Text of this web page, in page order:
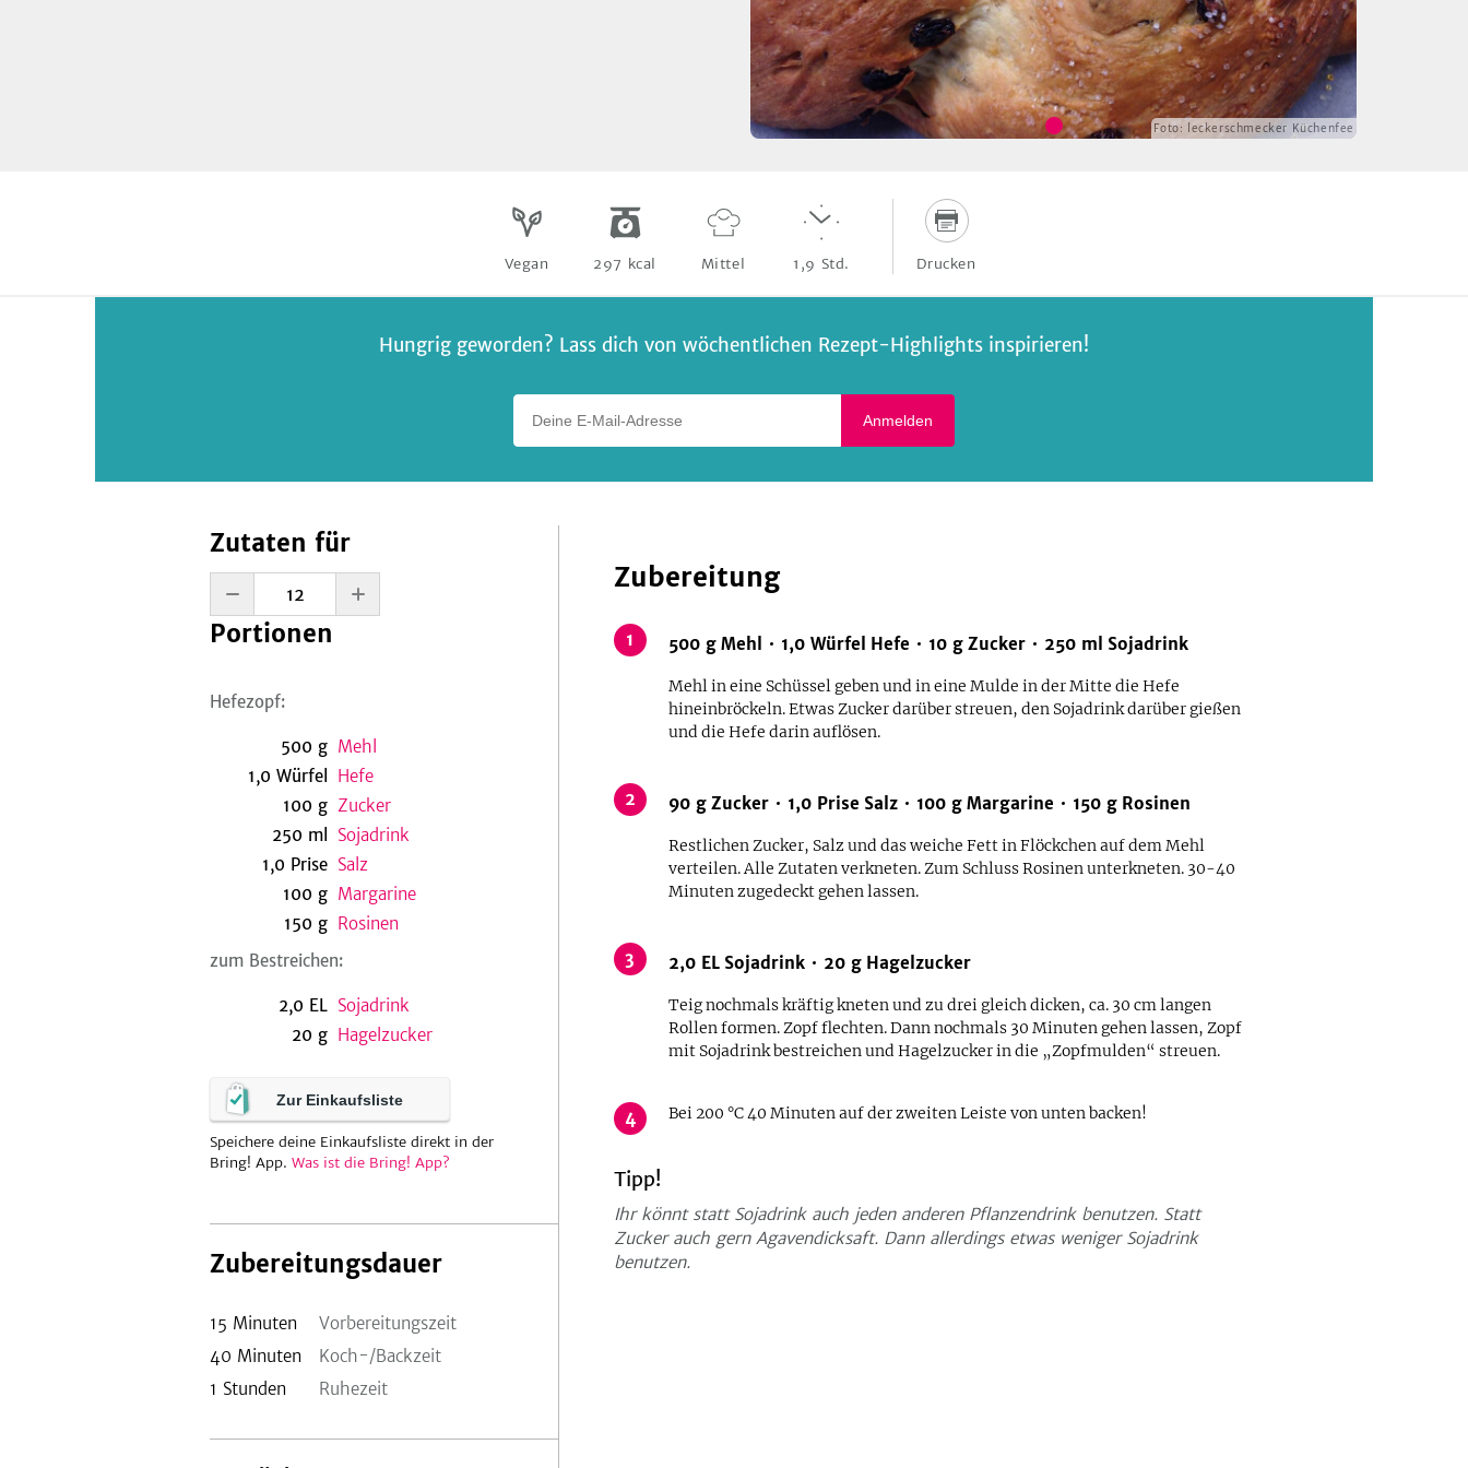
Foto: leckerschmecker Küchenfee
Vegan 297 kcal Mittel 1,9 Std. Drucken
Hungrig geworden? Lass dich von wöchentlichen Rezept-Highlights inspirieren!
Anmelden
Zutaten für
Portionen
Hefezopf:
500 g Mehl
1,0 Würfel
Hefe
100 g Zucker
250 ml
Sojadrink
1,0 Prise Salz
100 g Margarine
150 g Rosinen
zum Bestreichen:
2,0 EL Sojadrink
20 g Hagelzucker
Zur Einkaufsliste
Speichere deine Einkaufsliste direkt in der
Bring! App. Was ist die Bring! App?
Zubereitungsdauer
15 Minuten
Vorbereitungszeit
40 Minuten
Koch-/Backzeit
1 Stunden Ruhezeit
Zubereitung
1 500 g Mehl 1,0 Würfel Hefe 10 g Zucker 250 ml Sojadrink
Mehl in eine Schüssel geben und in eine Mulde in der Mitte die Hefe
hineinbröckeln. Etwas Zucker darüber streuen, den Sojadrink darüber gießen
und die Hefe darin auflösen.
2 90 g Zucker 1,0 Prise Salz 100 g Margarine 150 g Rosinen
Restlichen Zucker, Salz und das weiche Fett in Flöckchen auf dem Mehl
verteilen. Alle Zutaten verkneten. Zum Schluss Rosinen unterkneten. 30-40
Minuten zugedeckt gehen lassen.
3 2,0 EL Sojadrink 20 g Hagelzucker
Teig nochmals kräftig kneten und zu drei gleich dicken, ca. 30 cm langen
Rollen formen. Zopf flechten. Dann nochmals 30 Minuten gehen lassen, Zopf
mit Sojadrink bestreichen und Hagelzucker in die „Zopfmulden“ streuen.
4 Bei 200 °C 40 Minuten auf der zweiten Leiste von unten backen!
Tipp!
Ihr könnt statt Sojadrink auch jeden anderen Pflanzendrink benutzen. Statt
Zucker auch gern Agavendicksaft. Dann allerdings etwas weniger Sojadrink
benutzen.